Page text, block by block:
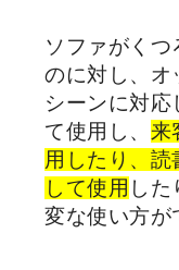
ソファがくつ
のに対し、オ
シーンに対応
て使用し、 来
用したり、読
して使用 し
変な使い方が